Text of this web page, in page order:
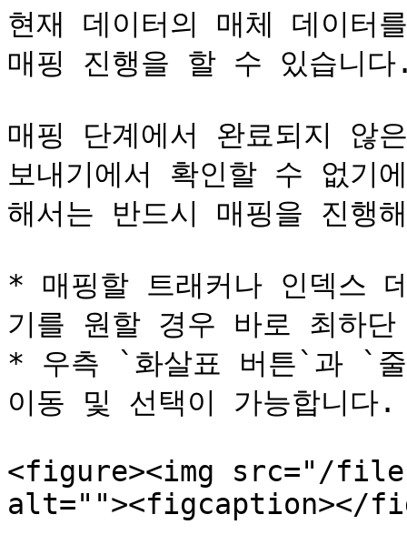
현재 데이터의 매체 데이터
매핑 진행을 할 수 있습니
매핑 단계에서 완료되지 않
보내기에서 확인할 수 없기
해서는 반드시 매핑을 진행
* 매핑할 트래커나 인덱스
기를 원할 경우 바로 최하
* 우측 `화살표 버튼`과 `
이동 및 선택이 가능합니다.
<figure><img src="/files/
alt=""><figcaption></